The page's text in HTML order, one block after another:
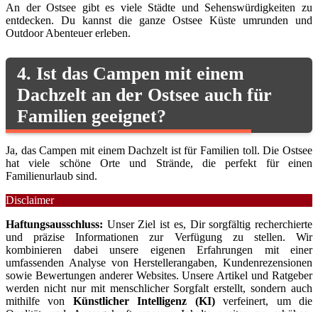
An der Ostsee gibt es viele Städte und Sehenswürdigkeiten zu
entdecken. Du kannst die ganze Ostsee Küste umrunden und
Outdoor Abenteuer erleben.
4. Ist das Campen mit einem
Dachzelt an der Ostsee auch für
Familien geeignet?
Ja, das Campen mit einem Dachzelt ist für Familien toll. Die Ostsee
hat viele schöne Orte und Strände, die perfekt für einen
Familienurlaub sind.
Disclaimer
Haftungsausschluss: Unser Ziel ist es, Dir sorgfältig recherchierte
und präzise Informationen zur Verfügung zu stellen. Wir
kombinieren dabei unsere eigenen Erfahrungen mit einer
umfassenden Analyse von Herstellerangaben, Kundenrezensionen
sowie Bewertungen anderer Websites. Unsere Artikel und Ratgeber
werden nicht nur mit menschlicher Sorgfalt erstellt, sondern auch
mithilfe von Künstlicher Intelligenz (KI)verfeinert, um die